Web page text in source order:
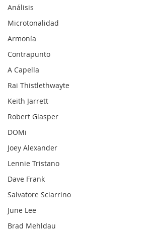
Análisis
Microtonalidad
Armonía
Contrapunto
A Capella
Rai Thistlethwayte
Keith Jarrett
Robert Glasper
DOMi
Joey Alexander
Lennie Tristano
Dave Frank
Salvatore Sciarrino
June Lee
Brad Mehldau